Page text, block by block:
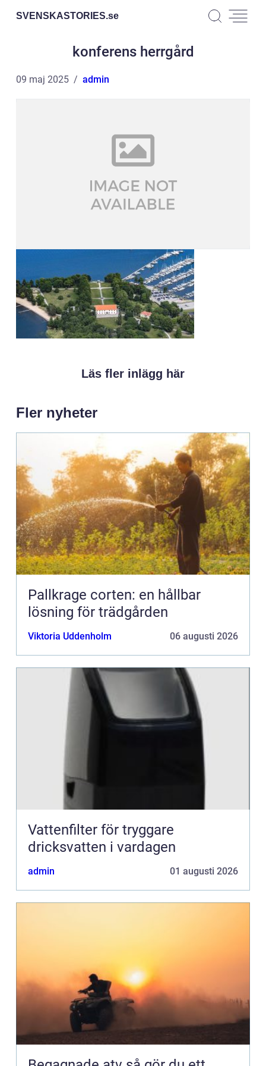
SVENSKASTORIES.se
konferens herrgård
09 maj 2025 admin
Läs fler inlägg här
Fler nyheter
Pallkrage corten: en hållbar
lösning för trädgården
Viktoria Uddenholm 06 augusti 2026
Vattenfilter för tryggare
dricksvatten i vardagen
admin 01 augusti 2026